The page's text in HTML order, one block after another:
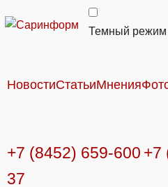
Темный режим
НовостиСтатьиМнения
+7 (8452) 659-600 +7
37